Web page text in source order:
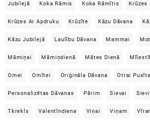
Jubilejā Koka Rāmis Koka Rāmītis Krūzes
Krūzes Ar Apdruku Krūzīte Kāzu Dāvana
Kāzu Jubilejā Laulību Dāvana Mammai
Māmiņai Māmiņdienā Mātes Dienā
Omei Omītei Oriģināla Dāvana Otrai
Personalizētas Dāvanas Pārim Sievai
Tkrekls Valentīndiena Viņai Viņam